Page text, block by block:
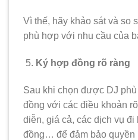
Vì thế, hãy khảo sát và so
phù hợp với nhu cầu của
Ký hợp đồng rõ ràng
Sau khi chọn được DJ
đồng với các điều khoản
diễn, giá cả, các dịch vụ
đồng… để đảm bảo quyền